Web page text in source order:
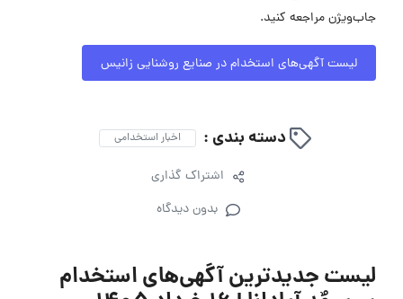
جاب‌ویژن مراجعه کنید.
لیست آگهی‌های استخدام در صنایع روشنایی زانیس
دسته بندی : اخبار استخدامی
اشتراک گذاری
بدون دیدگاه
لیست جدیدترین آگهی‌های استخدام